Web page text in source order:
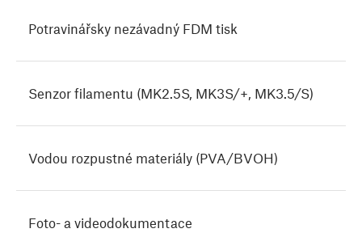
Potravinářsky nezávadný FDM tisk
Senzor filamentu (MK2.5S, MK3S/+, MK3.5/S)
Vodou rozpustné materiály (PVA/BVOH)
Foto- a videodokumentace